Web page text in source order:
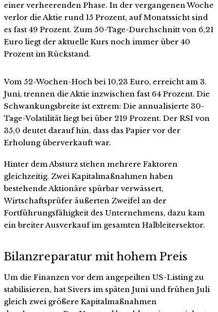
einer verheerenden Phase. In der vergangenen Woche
verlor die Aktie rund 15 Prozent, auf Monatssicht sind
es fast 49 Prozent. Zum 50-Tage-Durchschnitt von 6,21
Euro liegt der aktuelle Kurs noch immer über 40
Prozent im Rückstand.
Vom 52-Wochen-Hoch bei 10,23 Euro, erreicht am 3.
Juni, trennen die Aktie inzwischen fast 64 Prozent. Die
Schwankungsbreite ist extrem: Die annualisierte 30-
Tage-Volatilität liegt bei über 219 Prozent. Der RSI von
35,0 deutet darauf hin, dass das Papier vor der
Erholung überverkauft war.
Hinter dem Absturz stehen mehrere Faktoren
gleichzeitig. Zwei Kapitalmaßnahmen haben
bestehende Aktionäre spürbar verwässert,
Wirtschaftsprüfer äußerten Zweifel an der
Fortführungsfähigkeit des Unternehmens, dazu kam
ein breiter Ausverkauf im gesamten Halbleitersektor.
Bilanzreparatur mit hohem Preis
Um die Finanzen vor dem angepeilten US-Listing zu
stabilisieren, hat Sivers im späten Juni und frühen Juli
gleich zwei größere Kapitalmaßnahmen